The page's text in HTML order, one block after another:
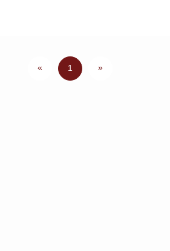
« 1 »